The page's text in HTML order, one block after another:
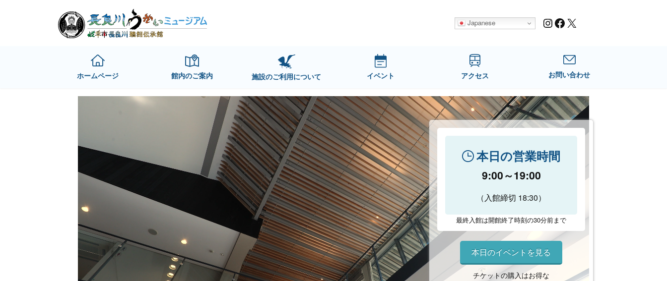
Japanese Instagram
Facebook
X
ホームページ 館内のご案内 施設のご利用について イベント アクセス お問い合わせ
本日の営業時間
9:00～19:00
（入館締切 18:30）
最終入館は開館終了時刻の30分前まで
本日のイベントを見る
チケットの購入はお得な